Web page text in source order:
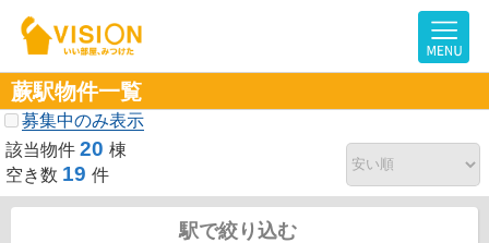
蕨駅物件一覧
募集中のみ表示
該当物件 20 棟
空き数 19 件
駅で絞り込む